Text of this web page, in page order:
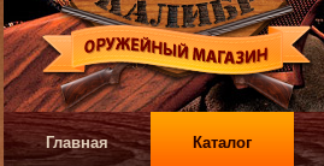
Главная Каталог